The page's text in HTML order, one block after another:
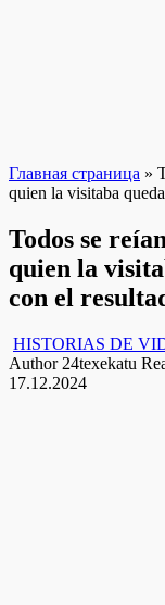
Главная страница »
quien la visitaba
Todos se
quien la
con el
HISTORIAS DE
Author 24texekatu
17.12.2024